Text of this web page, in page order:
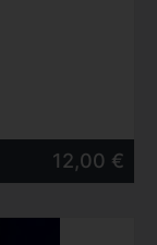
12,00 €